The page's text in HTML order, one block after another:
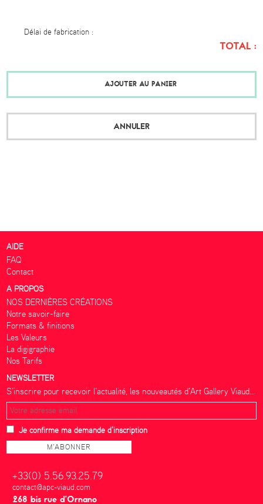
Délai de fabrication :
TOTAL :
ANNULER
AJOUTER AU PANIER
AIDE
FAQ
Contact
A PROPOS
NOS DERNIÈRES CRÉATIONS
Notre savoir-faire
Formats & finitions
Les Valeurs
La digigraphie
Nos Tarifs
NEWSLETTER
S’inscrire pour recevoir l’actualité, les nouveautés d’Art Gallery Viaud...
Je confirme ma demande d'inscription
+33(0) 5.56.93.25.79
contact@apc-viaud.com
268 bis rue d’Ornano